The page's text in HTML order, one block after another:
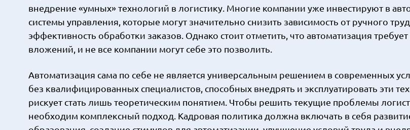
внедрение «умных» технологий в логистику. Многие компании уже инвестируют в
системы управления, которые могут значительно снизить зависимость от ручного
эффективность обработки заказов. Однако стоит отметить, что автоматизация
вложений, и не все компании могут себе это позволить.
Автоматизация сама по себе не является универсальным решением в современных
без квалифицированных специалистов, способных внедрять и эксплуатировать эти
рискует стать лишь теоретическим понятием. Чтобы решить текущие проблемы
необходим комплексный подход. Кадровая политика должна включать в себя